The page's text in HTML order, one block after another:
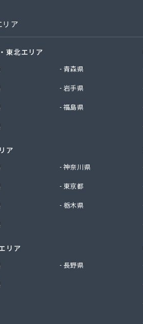
山支店・岡山営業所/
敷営業所/
式会社）/
リア
東北エリア
青森県
岩手県
福島県
ア
神奈川県
東京都
栃木県
リア
長野県